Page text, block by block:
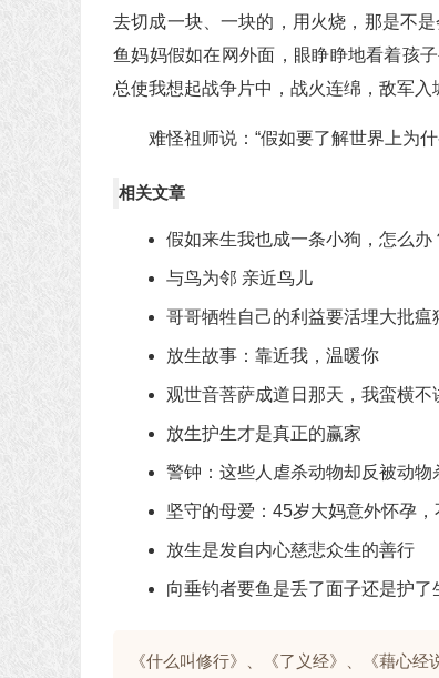
去切成一块、一块的，用火烧，那是不
鱼妈妈假如在网外面，眼睁睁地看着孩
总使我想起战争片中，战火连绵，敌军
难怪祖师说：“假如要了解世界上为
相关文章
假如来生我也成一条小狗，怎么办
与鸟为邻 亲近鸟儿
哥哥牺牲自己的利益要活埋大批瘟
放生故事：靠近我，温暖你
观世音菩萨成道日那天，我蛮横不
放生护生才是真正的赢家
警钟：这些人虐杀动物却反被动物
坚守的母爱：45岁大妈意外怀孕
放生是发自内心慈悲众生的善行
向垂钓者要鱼是丢了面子还是护了
《什么叫修行》、《了义经》、《藉心